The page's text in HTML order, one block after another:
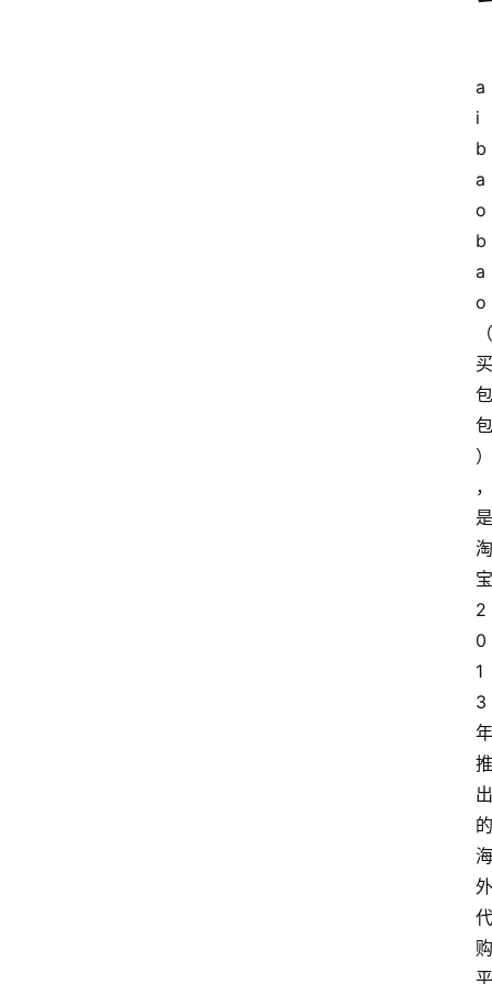
a
i
b
a
o
b
a
o
（
买
包
包
）
，
是
淘
宝
2
0
1
3
年
推
出
的
海
外
代
购
平